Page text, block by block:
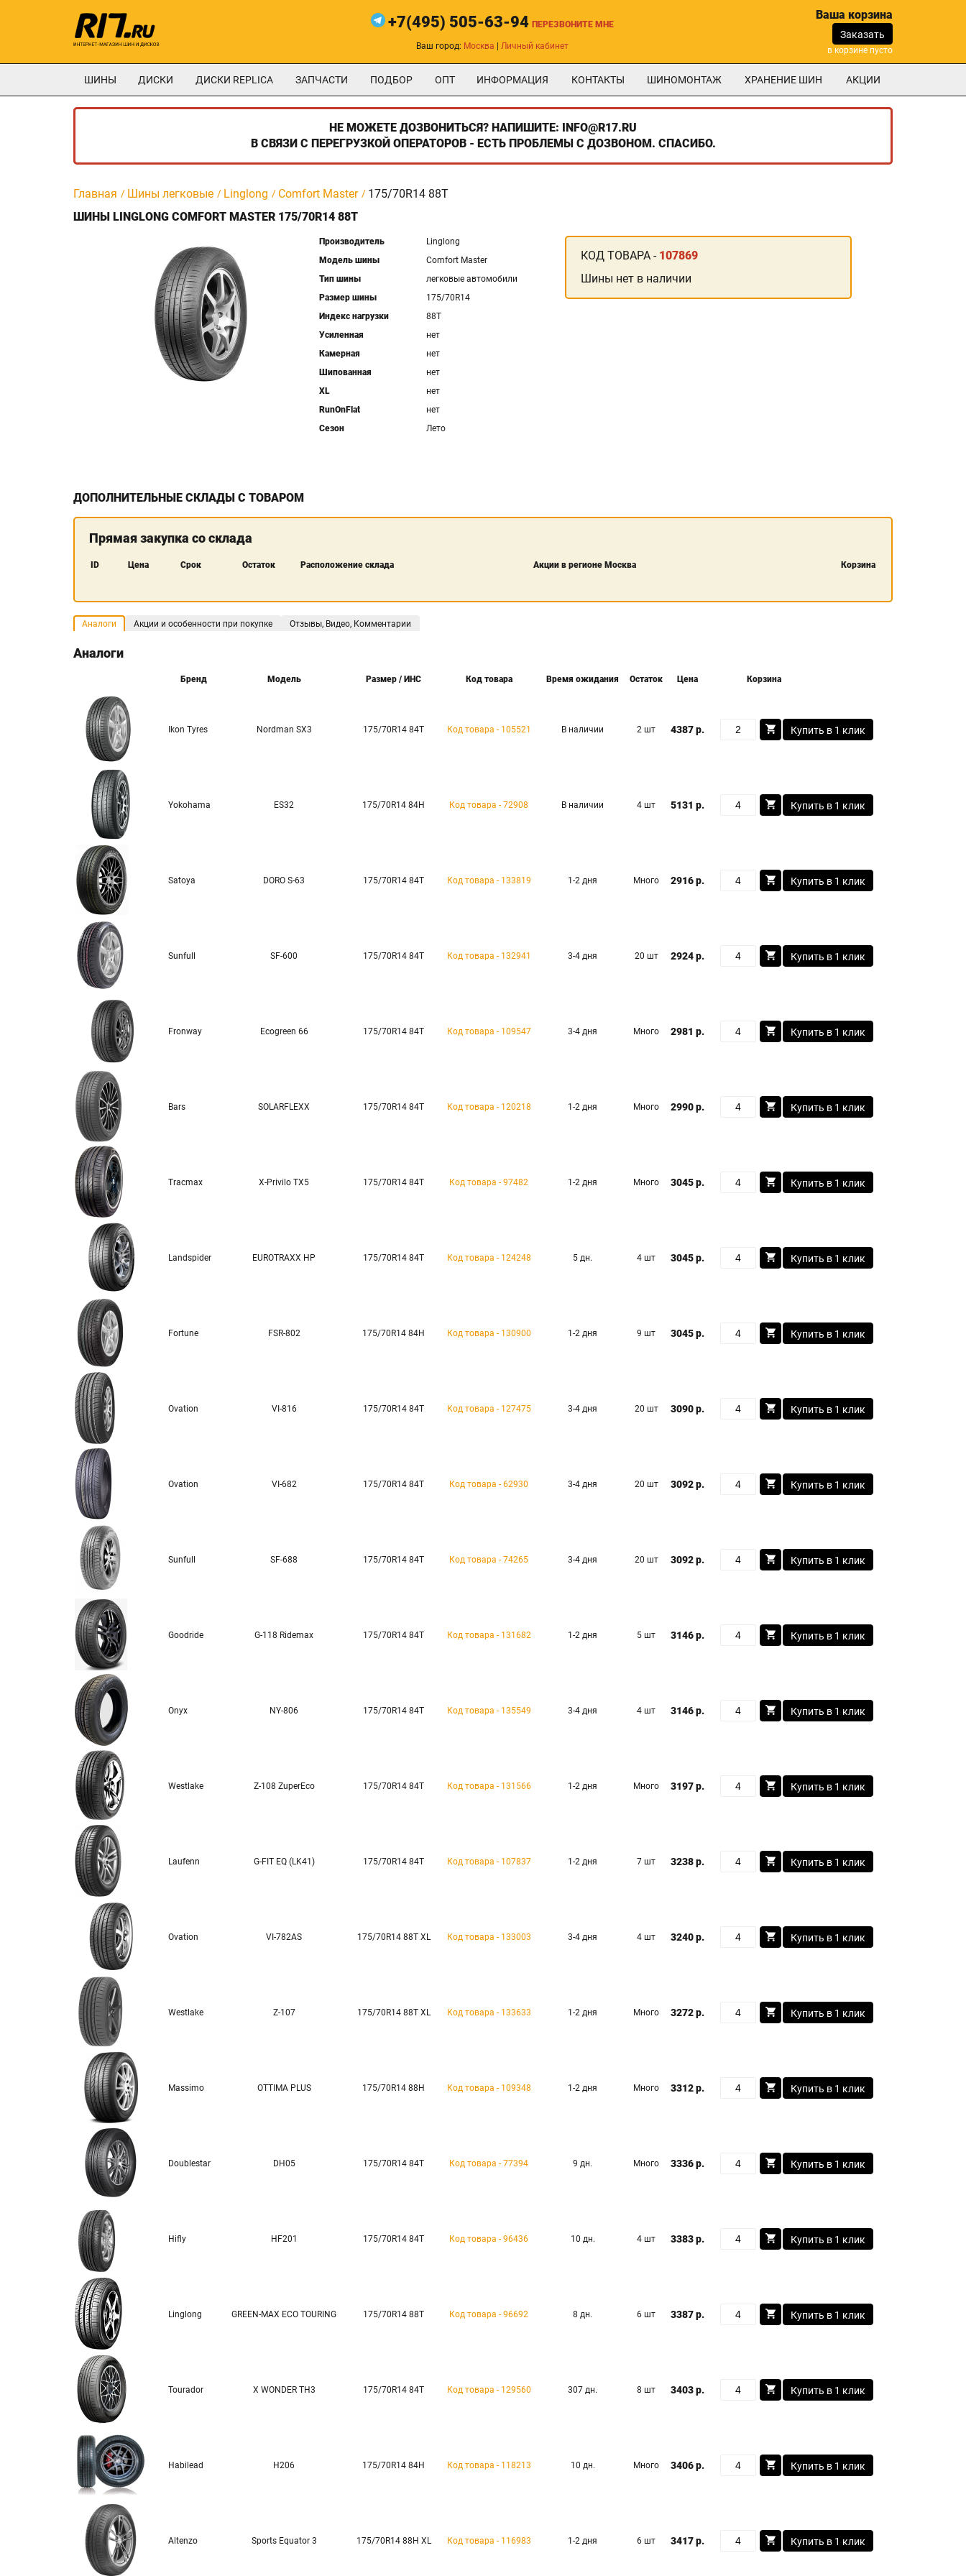
+7(495) 505-63-94 ПЕРЕЗВОНИТЕ МНЕ
Ваш город: Москва Личный кабинет
Ваша корзина
Заказать
в корзине пусто
ШИНЫ ДИСКИ ДИСКИ REPLICA ЗАПЧАСТИ ПОДБОР ОПТ ИНФОРМАЦИЯ КОНТАКТЫ ШИНОМОНТАЖ ХРАНЕНИЕ ШИН АКЦИИ
НЕ МОЖЕТЕ ДОЗВОНИТЬСЯ? НАПИШИТЕ: INFO@R17.RU
В СВЯЗИ С ПЕРЕГРУЗКОЙ ОПЕРАТОРОВ - ЕСТЬ ПРОБЛЕМЫ С ДОЗВОНОМ. СПАСИБО.
Главная Шины легковые Linglong Comfort Master
175/70R14 88T
ШИНЫ LINGLONG COMFORT MASTER 175/70R14 88T
Производитель
Linglong
Модель шины
Comfort Master
Тип шины
легковые автомобили
Размер шины
175/70R14
Индекс нагрузки
88T
Усиленная
нет
Камерная
нет
Шипованная
нет
XL
нет
RunOnFlat
нет
Сезон
Лето
КОД ТОВАРА - 107869
Шины нет в наличии
ДОПОЛНИТЕЛЬНЫЕ СКЛАДЫ С ТОВАРОМ
Прямая закупка со склада
ID Цена Срок Остаток Расположение склада Акции в регионе Москва Корзина
Аналоги Акции и особенности при покупке Отзывы, Видео, Комментарии
Аналоги
Бренд Модель Размер / ИНС Код товара Время ожидания Остаток Цена Корзина
Ikon Tyres Nordman SX3 175/70R14 84T Код товара - 105521 В наличии 2 шт 4387 р. Купить в 1 клик
Yokohama ES32 175/70R14 84H Код товара - 72908 В наличии 4 шт 5131 р. Купить в 1 клик
Satoya DORO S-63 175/70R14 84T Код товара - 133819 1-2 дня Много 2916 р. Купить в 1 клик
Sunfull SF-600 175/70R14 84T Код товара - 132941 3-4 дня 20 шт 2924 р. Купить в 1 клик
Fronway Ecogreen 66 175/70R14 84T Код товара - 109547 3-4 дня Много 2981 р. Купить в 1 клик
Bars SOLARFLEXX 175/70R14 84T Код товара - 120218 1-2 дня Много 2990 р. Купить в 1 клик
Tracmax X-Privilo TX5 175/70R14 84T Код товара - 97482 1-2 дня Много 3045 р. Купить в 1 клик
Landspider EUROTRAXX HP 175/70R14 84T Код товара - 124248 5 дн. 4 шт 3045 р. Купить в 1 клик
Fortune FSR-802 175/70R14 84H Код товара - 130900 1-2 дня 9 шт 3045 р. Купить в 1 клик
Ovation VI-816 175/70R14 84T Код товара - 127475 3-4 дня 20 шт 3090 р. Купить в 1 клик
Ovation VI-682 175/70R14 84T Код товара - 62930 3-4 дня 20 шт 3092 р. Купить в 1 клик
Sunfull SF-688 175/70R14 84T Код товара - 74265 3-4 дня 20 шт 3092 р. Купить в 1 клик
Goodride G-118 Ridemax 175/70R14 84T Код товара - 131682 1-2 дня 5 шт 3146 р. Купить в 1 клик
Onyx NY-806 175/70R14 84T Код товара - 135549 3-4 дня 4 шт 3146 р. Купить в 1 клик
Westlake Z-108 ZuperEco 175/70R14 84T Код товара - 131566 1-2 дня Много 3197 р. Купить в 1 клик
Laufenn G-FIT EQ (LK41) 175/70R14 84T Код товара - 107837 1-2 дня 7 шт 3238 р. Купить в 1 клик
Ovation VI-782AS 175/70R14 88T XL Код товара - 133003 3-4 дня 4 шт 3240 р. Купить в 1 клик
Westlake Z-107 175/70R14 88T XL Код товара - 133633 1-2 дня Много 3272 р. Купить в 1 клик
Massimo OTTIMA PLUS 175/70R14 88H Код товара - 109348 1-2 дня Много 3312 р. Купить в 1 клик
Doublestar DH05 175/70R14 84T Код товара - 77394 9 дн. Много 3336 р. Купить в 1 клик
Hifly HF201 175/70R14 84T Код товара - 96436 10 дн. 4 шт 3383 р. Купить в 1 клик
Linglong GREEN-MAX ECO TOURING 175/70R14 88T Код товара - 96692 8 дн. 6 шт 3387 р. Купить в 1 клик
Tourador X WONDER TH3 175/70R14 84T Код товара - 129560 307 дн. 8 шт 3403 р. Купить в 1 клик
Habilead H206 175/70R14 84H Код товара - 118213 10 дн. Много 3406 р. Купить в 1 клик
Altenzo Sports Equator 3 175/70R14 88H XL Код товара - 116983 1-2 дня 6 шт 3417 р. Купить в 1 клик